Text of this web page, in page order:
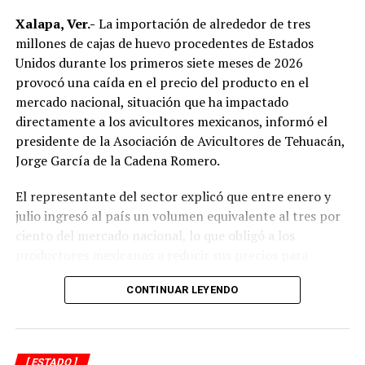
señalaron que un grupo de profesores ha manifestado
su inconformidad con el proceso de revisión, al
considerar que las investigaciones podrían afectar
intereses al interior de la institución.
De acuerdo con esos testimonios, el grupo identificado
comoMovimiento Estatal UPAV, integrado
públicamente por Verónica Sánchez Ramos, Mauricio
Ivette Lara Barradas, Roberto Ibáñez y Carlos Enrique
Sierra, ha cuestionado las acciones emprendidas por las
autoridades universitarias y estatales.
informado la conclusión de las investigaciones ni la
emisión de sanciones o resoluciones específicas. El
proceso de regularización continúa conforme a los
Xalapa, Ver.- La importación de alrededor de tres
millones de cajas de huevo procedentes de Estados
Unidos durante los primeros siete meses de 2026
provocó una caída en el precio del producto en el
mercado nacional, situación que ha impactado
directamente a los avicultores mexicanos, informó el
presidente de la Asociación de Avicultores de Tehuacán,
Jorge García de la Cadena Romero.
El representante del sector explicó que entre enero y
julio ingresó al país un volumen equivalente al tres por
ciento del mercado nacional, lo que obligó a los
mantenerse competitivos frente al producto importado.
de tres millones de cajas de huevo, lo que representa
cerca del tres por ciento del mercado nacional”, indicó.
CONTINUAR LEYENDO
[ ESTADO ]